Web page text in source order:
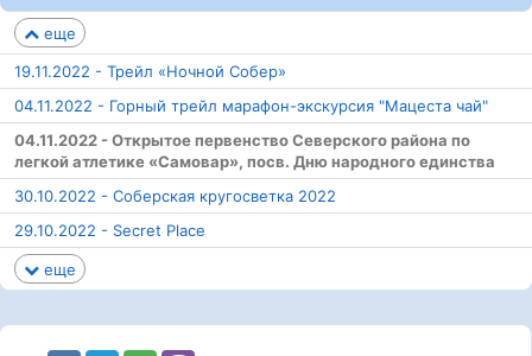
еще
19.11.2022 - Трейл «Ночной Собер»
04.11.2022 - Горный трейл марафон-экскурсия "Мацеста чай"
04.11.2022 - Открытое первенство Северского района по
легкой атлетике «Самовар», посв. Дню народного единства
30.10.2022 - Соберская кругосветка 2022
29.10.2022 - Secret Place
еще